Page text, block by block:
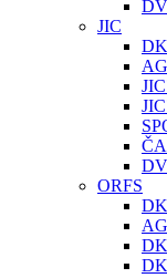
JIC
ORFS